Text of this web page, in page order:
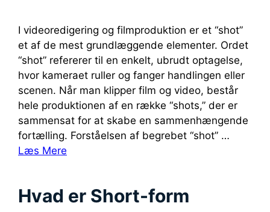
I videoredigering og filmproduktion er et “shot”
et af de mest grundlæggende elementer. Ordet
“shot” refererer til en enkelt, ubrudt optagelse,
hvor kameraet ruller og fanger handlingen eller
scenen. Når man klipper film og video, består
hele produktionen af en række “shots,” der er
sammensat for at skabe en sammenhængende
fortælling. Forståelsen af begrebet “shot” …
Læs Mere
Hvad er Short-form